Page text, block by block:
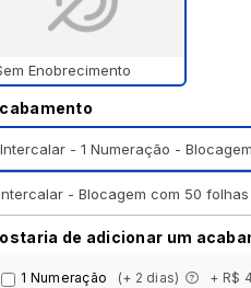
Enobrecimento
Intercalar - 1 Numeração -
- Blocagem com 50
de adicionar um
1 Numeração (+ 2 dias) + R$